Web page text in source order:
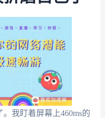
我盯着屏幕上460ms的